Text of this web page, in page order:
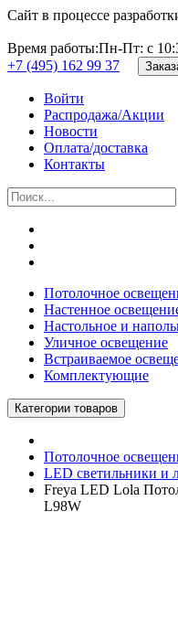
Сайт в процессе
Время работы:Пн-Пт: с
+7 (495) 162 99 37
Войти
Распродажа/Акции
Новости
Оплата/доставка
Контакты
Потолочное
Настенное
Настольное и
Уличное освещение
Встраиваемое
Комплектующие
Категории товаров
Потолочное
LED светильники и
Freya LED Lola
L98W